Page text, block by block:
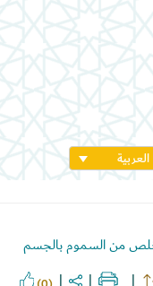
العربية
من السموم بالجسم